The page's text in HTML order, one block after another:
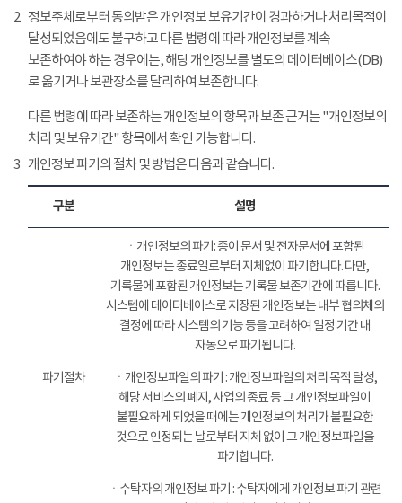
2 정보주체로부터 동의받은 개인정보 보유기간이 경과하거나 처리목적이
달성되었음에도 불구하고 다른 법령에 따라 개인정보를 계속
보존하여야 하는 경우에는, 해당 개인정보를 별도의 데이터베이스(DB)
로 옮기거나 보관장소를 달리하여 보존합니다.
다른 법령에 따라 보존하는 개인정보의 항목과 보존 근거는 "개인정보의
처리 및 보유기간" 항목에서 확인 가능합니다.
3 개인정보 파기의 절차 및 방법은 다음과 같습니다.
구분 설명
파기절차
ㆍ개인정보의 파기: 종이 문서 및 전자문서에 포함된
개인정보는 종료일로부터 지체없이 파기합니다. 다만,
기록물에 포함된 개인정보는 기록물 보존기간에 따릅니다.
시스템에 데이터베이스로 저장된 개인정보는 내부 협의체의
결정에 따라 시스템의 기능 등을 고려하여 일정 기간 내
자동으로 파기됩니다.
ㆍ개인정보파일의 파기 : 개인정보파일의 처리 목적 달성,
해당 서비스의 폐지, 사업의 종료 등 그 개인정보파일이
불필요하게 되었을 때에는 개인정보의 처리가 불필요한
것으로 인정되는 날로부터 지체 없이 그 개인정보파일을
파기합니다.
ㆍ수탁자의 개인정보 파기 : 수탁자에게 개인정보 파기 관련